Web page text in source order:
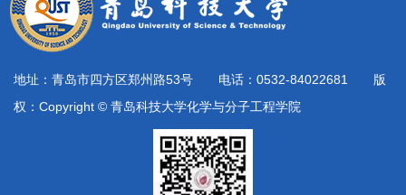
地址：青岛市四方区郑州路53号 电话：0532-84022681 版
权：Copyright © 青岛科技大学化学与分子工程学院